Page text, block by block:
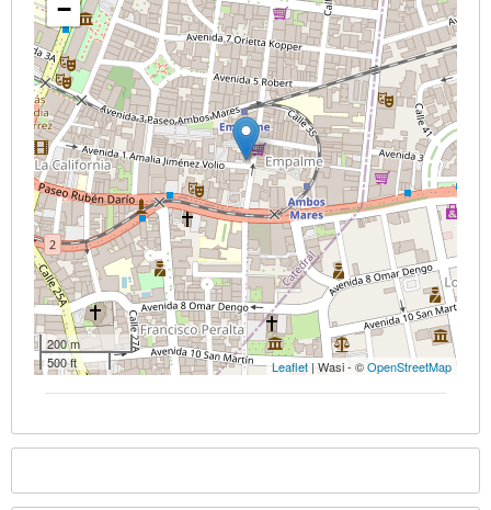
−
200 m
500 ft
Leaflet | Wasi - ©OpenStreetMap